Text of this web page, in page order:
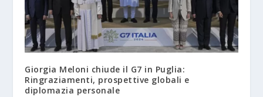
Giorgia Meloni chiude il G7 in Puglia:
Ringraziamenti, prospettive globali e
diplomazia personale